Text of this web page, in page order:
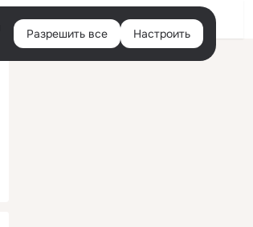
Войти
Разрешить все Настроить